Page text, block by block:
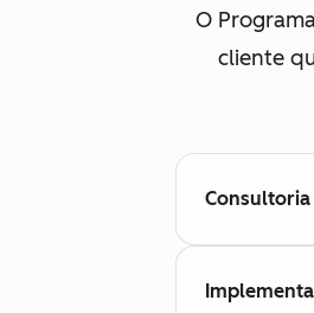
O
cliente
Consultoria